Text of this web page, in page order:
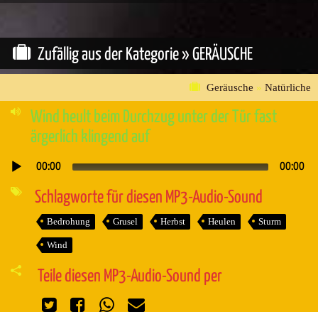
Zufällig aus der Kategorie » GERÄUSCHE
Geräusche » Natürliche
Wind heult beim Durchzug unter der Tür fast
ärgerlich klingend auf
Audio-
00:00 00:00
Schlagworte für diesen MP3-Audio-Sound
Bedrohung Grusel Herbst Heulen Sturm
Wind
Teile diesen MP3-Audio-Sound per